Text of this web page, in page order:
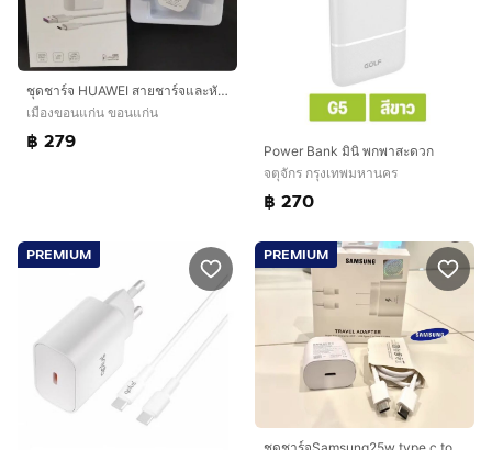
ชุดชาร์จ HUAWEI สายชาร์จและหัวชาร์จ40w 5atype c super charger
เมืองขอนแก่น ขอนแก่น
฿ 279
Power Bank มินิ พกพาสะดวก
จตุจักร กรุงเทพมหานคร
฿ 270
PREMIUM PREMIUM